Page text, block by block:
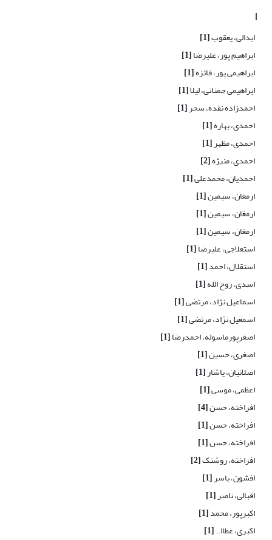
ا
ابدالی، یعقوب[1]
ابراهیم پور، علیرضا[1]
ابراهیمی پور، فائزه[1]
ابراهیمی جمنانی، لیلا[1]
احمدزاده نقده، سحر[1]
احمدی، بهاره[1]
احمدی، مظهر[1]
احمدی، منیژه[2]
احمدیان، محمدعلی[1]
ارمغان، سیمین[1]
ارمغان، سیمین[1]
ارمغان، سیمین[1]
استعلاجی، علیرضا[1]
استقلال، احمد[1]
اسدی، روح الله[1]
اسماعیل نژاد، مرتضی[1]
اسمعیل نژاد، مرتضی[1]
اصغرپورماسوله، احمدرضا[1]
اصغری، حسین[1]
اصلانیان، یاشار[1]
اعظمی، موسی[1]
افراخته، حسن[4]
افراخته، حسن[1]
افراخته، حسن[1]
افراخته، روشنک[2]
افشون، یاسر[1]
اقبالی، ناصر[1]
اکبرپور، محمد[1]
اکبری، عطاا..[1]